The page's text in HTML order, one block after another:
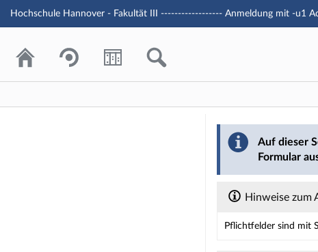
Hochschule Hannover - Fakultät III ------------------ Anmeldung mit -u1
Barriere melden
Auf dieser
Formular
Hinweise zum
Pflichtfelder sind mit